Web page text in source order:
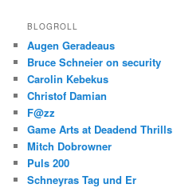
BLOGROLL
Augen Geradeaus
Bruce Schneier on security
Carolin Kebekus
Christof Damian
F@zz
Game Arts at Deadend Thrills
Mitch Dobrowner
Puls 200
Schneyras Tag und Er